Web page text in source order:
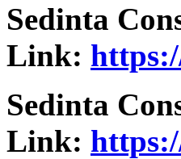
Sedinta
Link:
Sedinta
Link: